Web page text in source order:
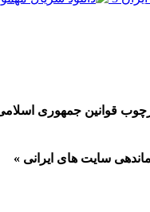
قوانین جمهوری
سایت های ایرانی »